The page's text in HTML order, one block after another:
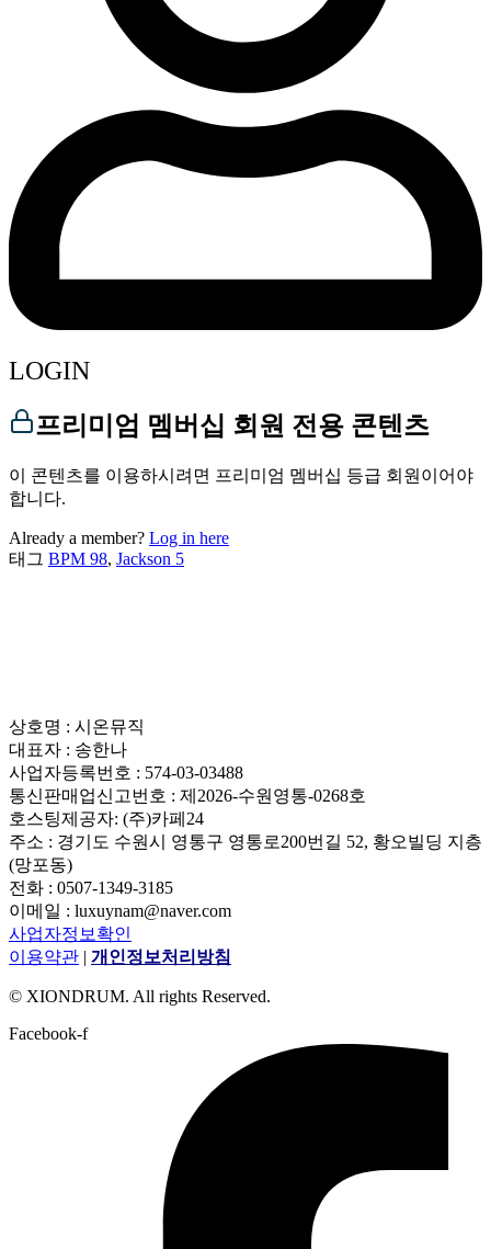
LOGIN
프리미엄 멤버십 회원 전용 콘텐츠
이 콘텐츠를 이용하시려면 프리미엄 멤버십 등급 회원이어야
합니다.
Already a member? Log in here
태그 BPM 98, Jackson 5
상호명 : 시온뮤직
대표자 : 송한나
사업자등록번호 : 574-03-03488
통신판매업신고번호 : 제2026-수원영통-0268호
호스팅제공자: (주)카페24
주소 : 경기도 수원시 영통구 영통로200번길 52, 황오빌딩 지층
(망포동)
전화 : 0507-1349-3185
이메일 : luxuynam@naver.com
사업자정보확인
이용약관 | 개인정보처리방침
© XIONDRUM. All rights Reserved.
Facebook-f